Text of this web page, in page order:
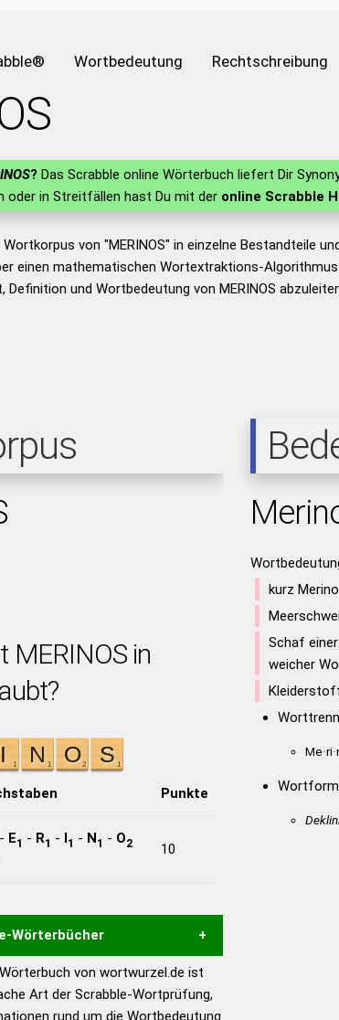
Wortbedeutung Rechtschreibung
? Das Scrabble online Wörterbuch liefert Dir
oder in Streitfällen hast Du mit der online Scrabble
von "MERINOS" in einzelne Bestandteile
einen mathematischen Wortextraktions-
und Wortbedeutung von MERINOS
MERINOS in
Punkte
E1 - R1 - I1 - N1 - O2 10
Wörterbücher
Hilfe eines semantischen
gute Anhaltspunkte zu
von wortwurzel.de ist
Art der Scrabble-Wortprüfung,
rund um die Wortbedeutung
kurz
Schaf
weicher